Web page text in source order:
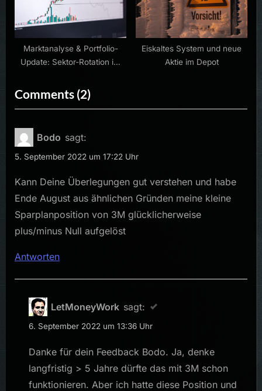
Marktanalyse & Portfolio-
Update: Sektor-Rotation im
Eiskaltes System und neue
Aktie im Depot
Comments (2)on
“3M
Bodo sagt:
5. September 2022 um 17:22 Uhr
Kann Deine Überlegungen gut verstehen und habe
Ende August aus ähnlichen Gründen meine kleine
Sparplanposition von 3M glücklicherweise
plus/minus Null aufgelöst
Antworten
LetMoneyWork sagt:
6. September 2022 um 13:36 Uhr
Danke für dein Feedback Bodo. Ja, denke
langfristig > 5 Jahre dürfte das mit 3M schon
funktionieren. Aber ich hatte diese Position und